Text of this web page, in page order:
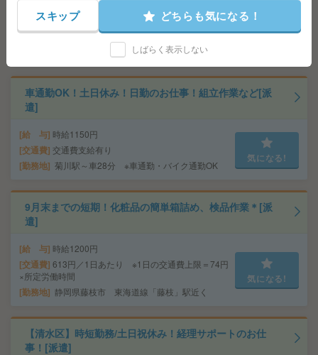
給 与 時給1145円
交通費 交通費支給有り
静岡県富士市 ※車通勤・バイク通勤OK
車通勤OK！土日休み！日勤のお仕事！組立作業など[派
遣]
給 与 時給1150円
交通費 交通費支給有り
勤務地 菊川駅～車28分 ※車通勤・バイク通勤OK
気になる!
9月末までの短期！化粧品の簡単箱詰め、検品作業＊[派
遣]
給 与 時給1200円
交通費 613円／1日あたり ※1日の交通費上限＝74円
×所定労働時間
勤務地 静岡県藤枝市 東海道線「藤枝」駅近く
気になる!
【清水区】時短勤務/土日祝休み！経理サポートのお仕
事！[派遣]
スキップ どちらも気になる！
しばらく表示しない